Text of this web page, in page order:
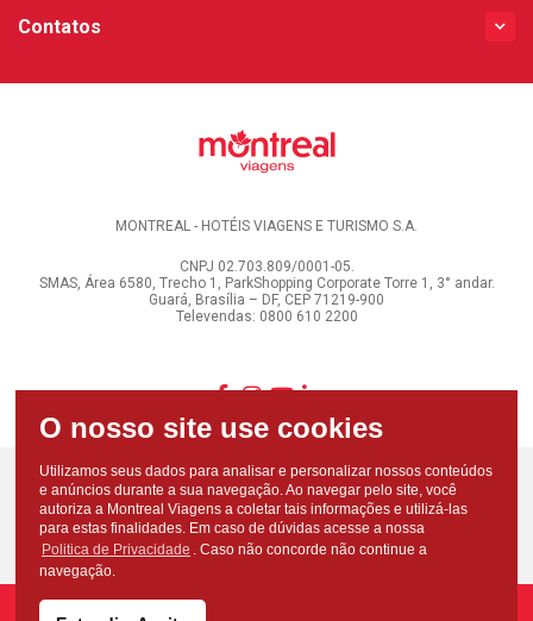
Contatos
MONTREAL - HOTÉIS VIAGENS E TURISMO S.A.
CNPJ 02.703.809/0001-05.
SMAS, Área 6580, Trecho 1, ParkShopping Corporate Torre 1, 3° andar.
Guará, Brasília – DF, CEP 71219-900
Televendas: 0800 610 2200
Utilizamos seus dados para analisar e personalizar nossos conteúdos
e anúncios durante a sua navegação. Ao navegar pelo site, você
autoriza a Montreal Viagens a coletar tais informações e utilizá-las
para estas finalidades. Em caso de dúvidas acesse a nossa
Politica de Privacidade . Caso não concorde não continue a
navegação.